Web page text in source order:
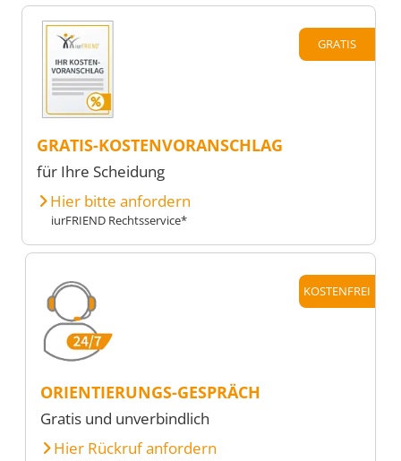
GRATIS
GRATIS-KOSTENVORANSCHLAG
für Ihre Scheidung
Hier bitte anfordern
iurFRIEND Rechtsservice*
KOSTENFREI
ORIENTIERUNGS-GESPRÄCH
Gratis und unverbindlich
Hier Rückruf anfordern